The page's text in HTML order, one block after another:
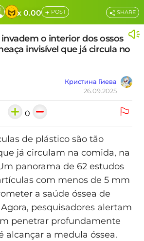
x 0.00 + POST
o interior dos ossos
invisível que já circula no
Кристина Гиева
26.09.2025
SHARE
0
de plástico são tão
já circulam na comida, na
panorama de 62 estudos
com menos de 5 mm
a saúde óssea de
pesquisadores alertam
penetrar profundamente
alcançar a medula óssea.